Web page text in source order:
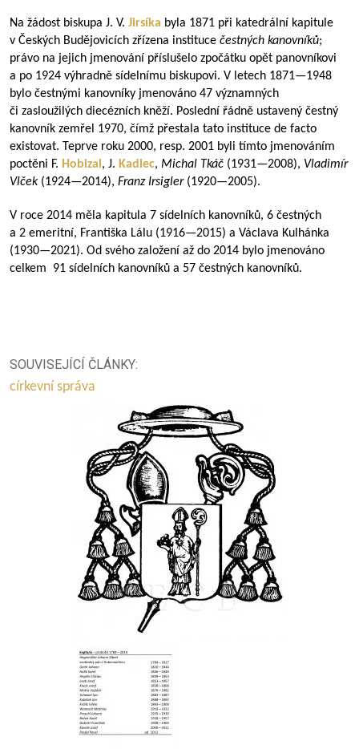
Na žádost biskupa J. V. Jirsíka byla 1871 při katedrální kapitule
v Českých Budějovicích zřízena instituce čestných kanovníků;
právo na jejich jmenování příslušelo zpočátku opět panovníkovi
a po 1924 výhradně sídelnímu biskupovi. V letech 1871—1948
bylo čestnými kanovníky jmenováno 47 významných
či zasloužilých diecézních kněží. Poslední řádně ustavený čestný
kanovník zemřel 1970, čímž přestala tato instituce de facto
existovat. Teprve roku 2000, resp. 2001 byli tímto jmenováním
poctěni F. Hobizal , J. Kadlec, Michal Tkáč (1931—2008), Vladimír
Vlček(1924—2014), Franz Irsigler(1920—2005).
V roce 2014 měla kapitula 7 sídelních kanovníků, 6 čestných
a 2 emeritní, Františka Lálu (1916—2015) a Václava Kulhánka
(1930—2021). Od svého založení až do 2014 bylo jmenováno
celkem 91 sídelních kanovníků a 57 čestných kanovníků.
SOUVISEJÍCÍ ČLÁNKY:
církevní správa